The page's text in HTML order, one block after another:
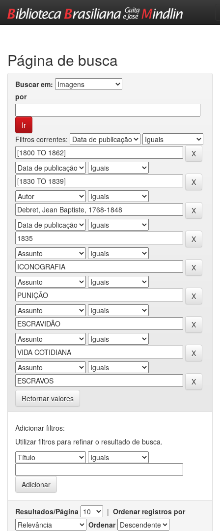
Página de busca
Buscar em:
por
Filtros correntes:
Retornar valores
Adicionar filtros:
Utilizar filtros para refinar o resultado de busca.
Resultados/Página | Ordenar registros por
Ordenar